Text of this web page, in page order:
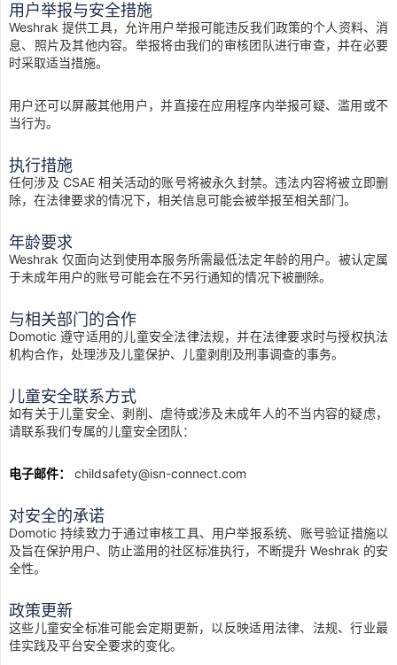
用户举报与安全措施
Weshrak 提供工具，允许用户举报可能违反我们政策的个人资料、消
息、照片及其他内容。举报将由我们的审核团队进行审查，并在必要
时采取适当措施。
用户还可以屏蔽其他用户，并直接在应用程序内举报可疑、滥用或不
当行为。
执行措施
任何涉及 CSAE 相关活动的账号将被永久封禁。违法内容将被立即删
除，在法律要求的情况下，相关信息可能会被举报至相关部门。
年龄要求
Weshrak 仅面向达到使用本服务所需最低法定年龄的用户。被认定属
于未成年用户的账号可能会在不另行通知的情况下被删除。
与相关部门的合作
Domotic 遵守适用的儿童安全法律法规，并在法律要求时与授权执法
机构合作，处理涉及儿童保护、儿童剥削及刑事调查的事务。
儿童安全联系方式
如有关于儿童安全、剥削、虐待或涉及未成年人的不当内容的疑虑，
请联系我们专属的儿童安全团队：
电子邮件： childsafety@isn-connect.com
对安全的承诺
Domotic 持续致力于通过审核工具、用户举报系统、账号验证措施以
及旨在保护用户、防止滥用的社区标准执行，不断提升 Weshrak 的安
全性。
政策更新
这些儿童安全标准可能会定期更新，以反映适用法律、法规、行业最
佳实践及平台安全要求的变化。